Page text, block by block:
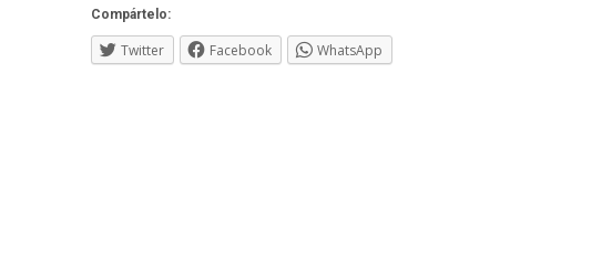
Compártelo:
Twitter Facebook WhatsApp